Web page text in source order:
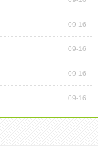
09-16
09-16
09-16
09-16